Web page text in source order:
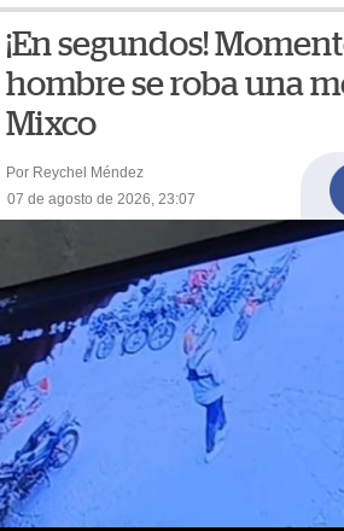
¡En segundos!
hombre se roba una
Mixco
Por Reychel Méndez
07 de agosto de 2026, 23:07